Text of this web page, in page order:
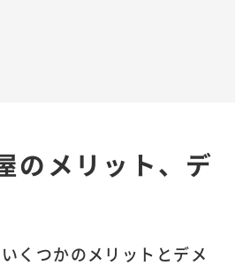
のメリット、デ
くつかのメリットとデメ